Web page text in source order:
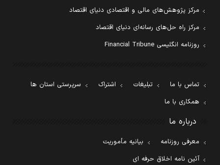
مرکز پژوهش‌های مالی و اقتصادی دنیای اقتصاد
مرکز راه حل‌های رسانه‌ای دنیای اقتصاد
روزنامه انگلیسی Financial Tribune
تماس با ما تبلیغات اشتراک
سرپرستی استان ها
همکاری با ما
درباره ما
معرفی روزنامه
بیانیه مأموریت
آئین نامه اخلاق حرفه ای